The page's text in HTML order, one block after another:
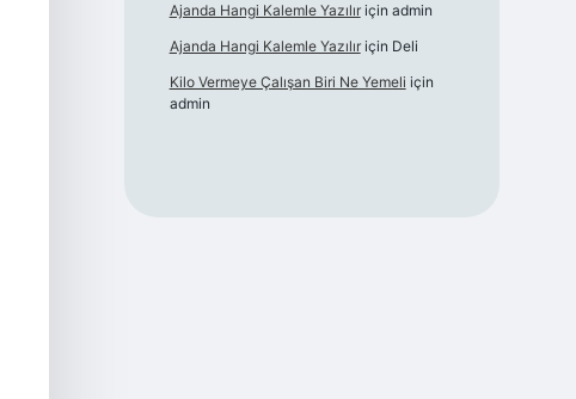
Ajanda Hangi Kalemle Yazılıriçin admin
Ajanda Hangi Kalemle Yazılıriçin Deli
Kilo Vermeye Çalışan Biri Ne Yemeli için
admin